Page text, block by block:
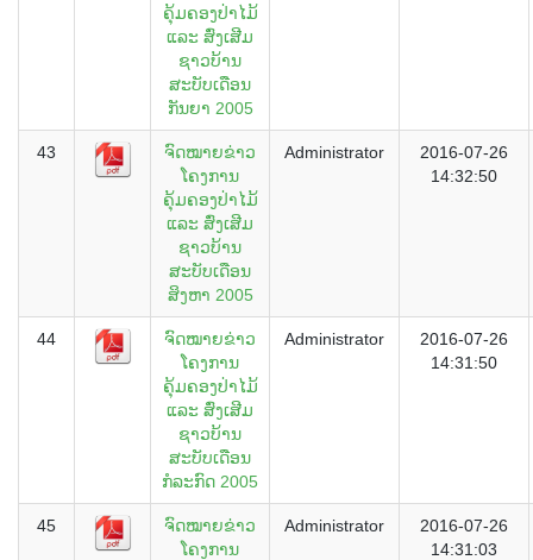
ຄຸ້ມຄອງປ່າໄມ້
ແລະ ສົ່ງເສີມ
ຊາວບ້ານ
ສະບັບເດືອນ
ກັນຍາ 2005
43
ຈົດໝາຍຂ່າວ
ໂຄງການ
ຄຸ້ມຄອງປ່າໄມ້
ແລະ ສົ່ງເສີມ
ຊາວບ້ານ
ສະບັບເດືອນ
ສິງຫາ 2005
Administrator
2016-07-26
14:32:50
44
ຈົດໝາຍຂ່າວ
ໂຄງການ
ຄຸ້ມຄອງປ່າໄມ້
ແລະ ສົ່ງເສີມ
ຊາວບ້ານ
ສະບັບເດືອນ
ກໍລະກົດ 2005
Administrator
2016-07-26
14:31:50
45
ຈົດໝາຍຂ່າວ
ໂຄງການ
Administrator
2016-07-26
14:31:03